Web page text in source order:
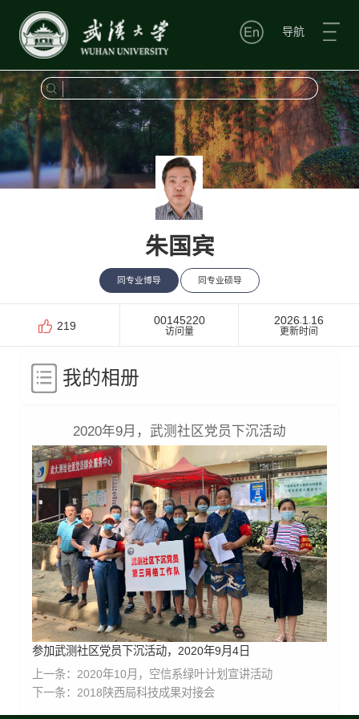
导航
朱国宾
同专业博导 同专业硕导
219 00145220
访问量
2026-1-16
更新时间
我的相册
2020年9月，武测社区党员下沉活动
参加武测社区党员下沉活动，2020年9月4日
上一条： 2020年10月，空信系绿叶计划宣讲活动
下一条： 2018陕西局科技成果对接会